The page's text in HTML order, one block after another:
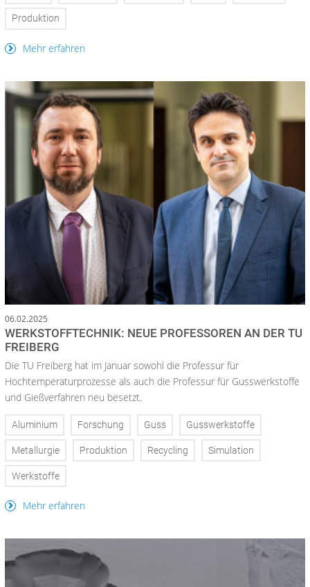
Produktion
Mehr erfahren
06.02.2025
WERKSTOFFTECHNIK: NEUE PROFESSOREN AN DER TU
FREIBERG
Die TU Freiberg hat im Januar sowohl die Professur für
Hochtemperaturprozesse als auch die Professur für Gusswerkstoffe
und Gießverfahren neu besetzt.
Aluminium Forschung Guss Gusswerkstoffe
Metallurgie Produktion Recycling Simulation
Werkstoffe
Mehr erfahren